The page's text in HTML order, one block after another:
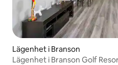
Lägenhet i Branson
Lägenhet i Branson Golf